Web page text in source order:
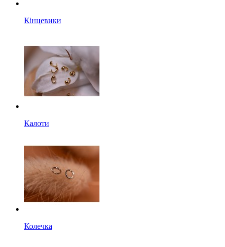
Кінцевики
Калоти
Колечка